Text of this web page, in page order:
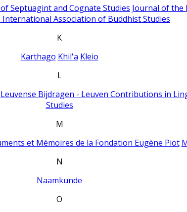
Septuagint and Cognate Studies Journal of the
Association of Buddhist Studies
K
Karthago Khil'a Kleio
L
Leuvense Bijdragen - Leuven Contributions in
Studies
M
et Mémoires de la Fondation Eugène Piot
N
Naamkunde
O